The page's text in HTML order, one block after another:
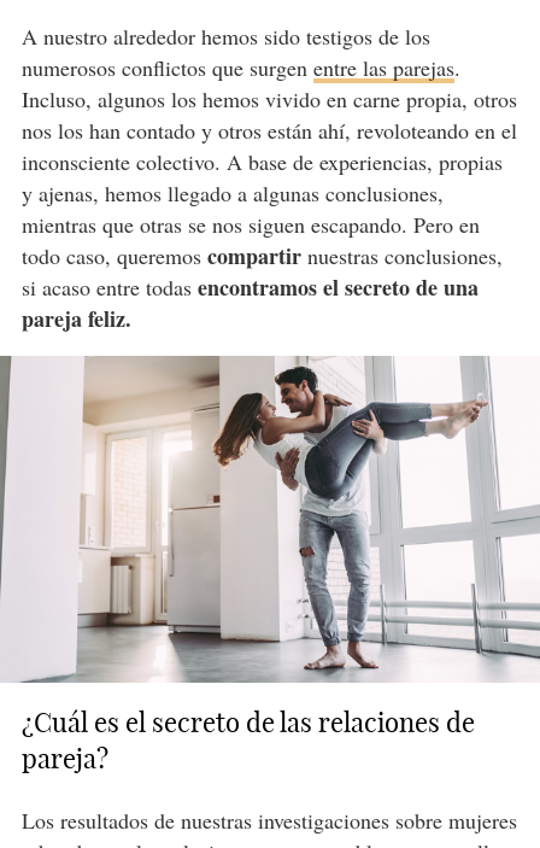
A nuestro alrededor hemos sido testigos de los
numerosos conflictos que surgen entre las parejas.
Incluso, algunos los hemos vivido en carne propia, otros
nos los han contado y otros están ahí, revoloteando en el
inconsciente colectivo. A base de experiencias, propias
y ajenas, hemos llegado a algunas conclusiones,
mientras que otras se nos siguen escapando. Pero en
todo caso, queremos compartir nuestras conclusiones,
si acaso entre todas encontramos el secreto de una
pareja feliz.
¿Cuál es el secreto de las relaciones de
pareja?
Los resultados de nuestras investigaciones sobre mujeres